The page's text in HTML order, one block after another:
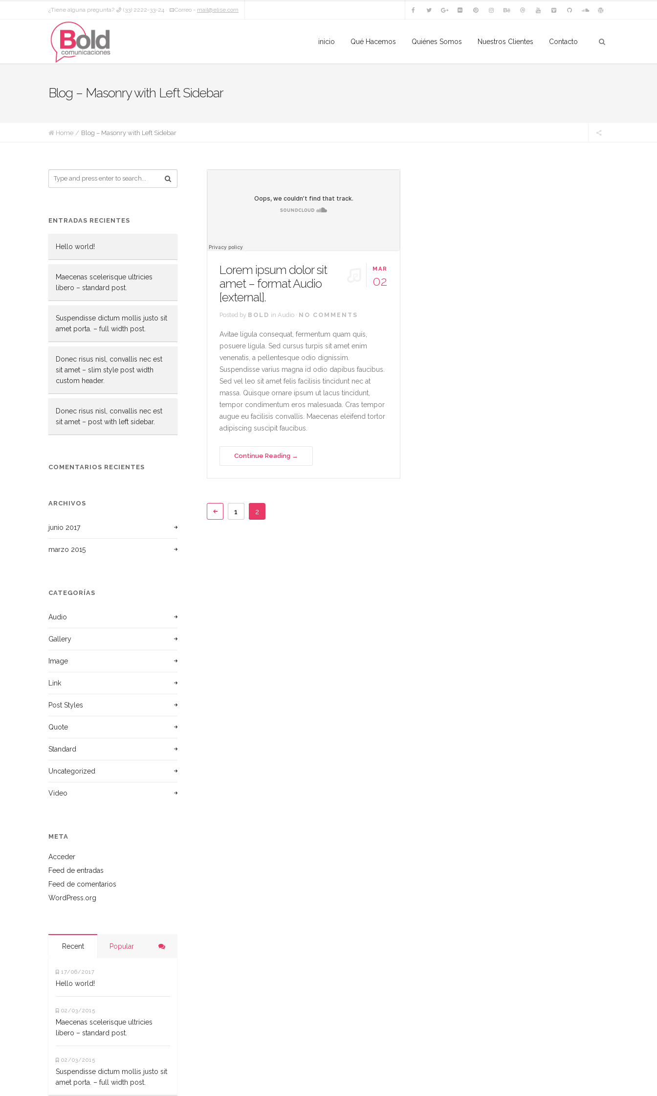
¿Tiene alguna pregunta? (33) 2222-33-24 · Correo - mail@elise.com
inicio Qué Hacemos Quiénes Somos Nuestros Clientes Contacto
Blog – Masonry with Left Sidebar
Home Blog – Masonry with Left Sidebar
MAR
02
Lorem ipsum dolor sit
amet – format Audio
[external].
Posted by BOLD in Audio · NO COMMENTS
Avitae ligula consequat, fermentum quam quis,
posuere ligula. Sed cursus turpis sit amet enim
venenatis, a pellentesque odio dignissim.
Suspendisse varius magna id odio dapibus faucibus.
Sed vel leo sit amet felis facilisis tincidunt nec at
massa. Quisque ornare ipsum ut lacus tincidunt,
tempor condimentum eros malesuada. Cras tempor
augue eu facilisis convallis. Maecenas eleifend tortor
adipiscing suscipit faucibus.
Continue Reading
1 2
ENTRADAS RECIENTES
Hello world!
Maecenas scelerisque ultricies
libero – standard post.
Suspendisse dictum mollis justo sit
amet porta. – full width post.
Donec risus nisl, convallis nec est
sit amet – slim style post width
custom header.
Donec risus nisl, convallis nec est
sit amet – post with left sidebar.
COMENTARIOS RECIENTES
ARCHIVOS
junio 2017
marzo 2015
CATEGORÍAS
Audio
Gallery
Image
Link
Post Styles
Quote
Standard
Uncategorized
Video
META
Acceder
Feed de entradas
Feed de comentarios
WordPress.org
Recent Popular
17/06/2017
Hello world!
02/03/2015
Maecenas scelerisque ultricies
libero – standard post.
02/03/2015
Suspendisse dictum mollis justo sit
amet porta. – full width post.